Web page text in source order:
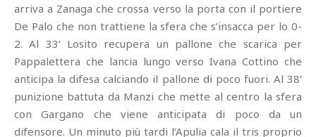
arriva a Zanaga che crossa verso la porta con il portiere
De Palo che non trattiene la sfera che s’insacca per lo 0-
2. Al 33’ Losito recupera un pallone che scarica per
Pappalettera che lancia lungo verso Ivana Cottino che
anticipa la difesa calciando il pallone di poco fuori. Al 38’
punizione battuta da Manzi che mette al centro la sfera
con Gargano che viene anticipata di poco da un
difensore. Un minuto più tardi l’Apulia cala il tris proprio